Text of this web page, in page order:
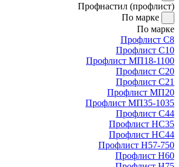
Профнастил (профлист)
По марке
По марке
Профлист С8
Профлист С10
Профлист МП18-1100
Профлист С20
Профлист С21
Профлист МП20
Профлист МП35-1035
Профлист С44
Профлист НС35
Профлист НС44
Профлист Н57-750
Профлист Н60